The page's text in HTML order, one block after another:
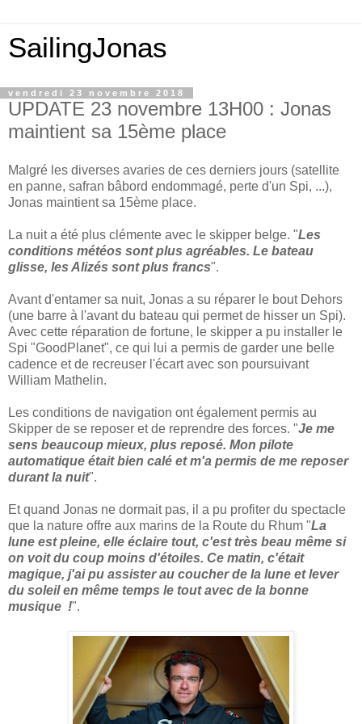
SailingJonas
vendredi 23 novembre 2018
UPDATE 23 novembre 13H00 : Jonas
maintient sa 15ème place
Malgré les diverses avaries de ces derniers jours (satellite
en panne, safran bâbord endommagé, perte d'un Spi, ...),
Jonas maintient sa 15ème place.
La nuit a été plus clémente avec le skipper belge. "Les
conditions météos sont plus agréables. Le bateau
glisse, les Alizés sont plus francs".
Avant d'entamer sa nuit, Jonas a su réparer le bout Dehors
(une barre à l'avant du bateau qui permet de hisser un Spi).
Avec cette réparation de fortune, le skipper a pu installer le
Spi "GoodPlanet", ce qui lui a permis de garder une belle
cadence et de recreuser l'écart avec son poursuivant
William Mathelin.
Les conditions de navigation ont également permis au
Skipper de se reposer et de reprendre des forces. "Je me
sens beaucoup mieux, plus reposé. Mon pilote
automatique était bien calé et m'a permis de me reposer
durant la nuit".
Et quand Jonas ne dormait pas, il a pu profiter du spectacle
que la nature offre aux marins de la Route du Rhum "La
lune est pleine, elle éclaire tout, c'est très beau même si
on voit du coup moins d'étoiles. Ce matin, c'était
magique, j'ai pu assister au coucher de la lune et lever
du soleil en même temps le tout avec de la bonne
musique !".